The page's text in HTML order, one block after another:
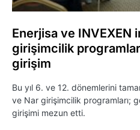
Enerjisa ve INVEXEN
girişimcilik
girişim
Bu yıl 6. ve 12. dönemlerini
ve Nar girişimcilik programları;
girişimi mezun etti.